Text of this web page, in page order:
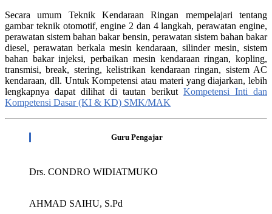
Secara umum Teknik Kendaraan Ringan mempelajari tentang
gambar teknik otomotif, engine 2 dan 4 langkah, perawatan engine,
perawatan sistem bahan bakar bensin, perawatan sistem bahan bakar
diesel, perawatan berkala mesin kendaraan, silinder mesin, sistem
bahan bakar injeksi, perbaikan mesin kendaraan ringan, kopling,
transmisi, break, stering, kelistrikan kendaraan ringan, sistem AC
kendaraan, dll. Untuk Kompetensi atau materi yang diajarkan, lebih
lengkapnya dapat dilihat di tautan berikut Kompetensi Inti dan
Kompetensi Dasar (KI & KD) SMK/MAK
Guru Pengajar
Drs. CONDRO WIDIATMUKO
AHMAD SAIHU, S.Pd